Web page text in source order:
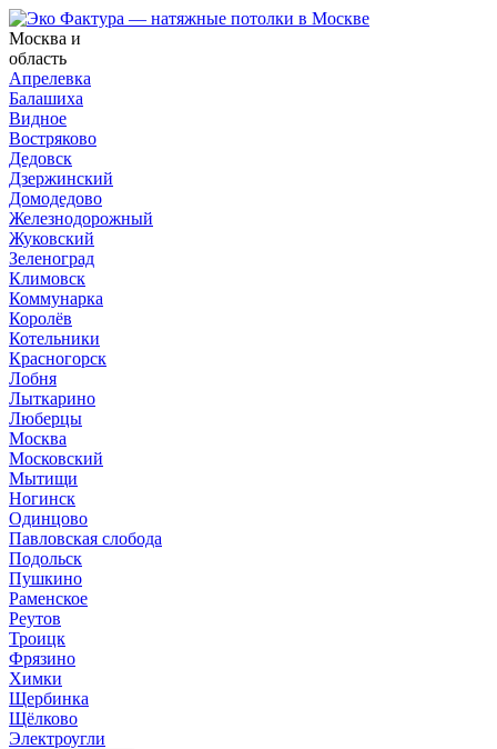
Москва и
область
Апрелевка
Балашиха
Видное
Востряково
Дедовск
Дзержинский
Домодедово
Железнодорожный
Жуковский
Зеленоград
Климовск
Коммунарка
Королёв
Котельники
Красногорск
Лобня
Лыткарино
Люберцы
Москва
Московский
Мытищи
Ногинск
Одинцово
Павловская слобода
Подольск
Пушкино
Раменское
Реутов
Троицк
Фрязино
Химки
Щербинка
Щёлково
Электроугли